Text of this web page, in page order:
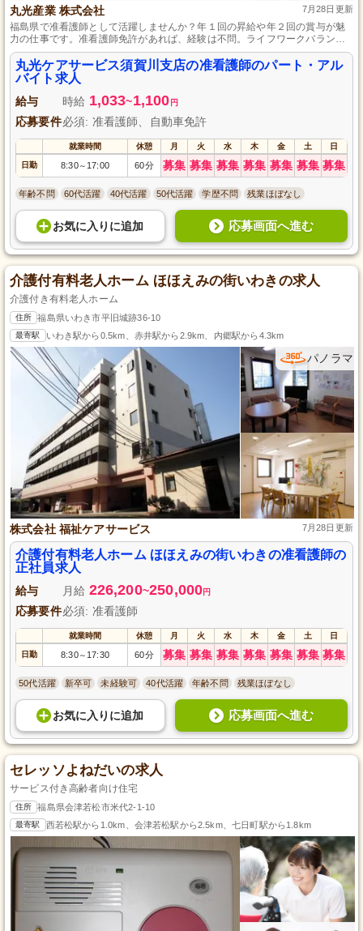
丸光産業 株式会社 7月28日更新
福島県で准看護師として活躍しませんか？年１回の昇給や年２回の賞与が魅
力の仕事です。准看護師免許があれば、経験は不問。ライフワークバランス
を大切にする職場で、多職種との連携もスムーズです。
丸光ケアサービス須賀川支店の准看護師のパート・アル
バイト求人
給与 時給 1,033~1,100 円
応募要件必須: 准看護師、自動車免許
就業時間 休憩 月 火 水 木 金 土 日
日勤 8:30～ 17:00 60分 募集 募集 募集 募集 募集 募集 募集
年齢不問 60代活躍 40代活躍 50代活躍 学歴不問 残業ほぼなし
お気に入り に追加 応募画面へ進む
介護付有料老人ホーム ほほえみの街いわきの求人
介護付き有料老人ホーム
住所 福島県いわき市平旧城跡36-10
最寄駅 いわき駅から0.5km、赤井駅から2.9km、内郷駅から4.3km
パノラマ
株式会社 福祉ケアサービス 7月28日更新
介護付有料老人ホーム ほほえみの街いわきの准看護師の
正社員求人
給与 月給 226,200~250,000円
応募要件必須: 准看護師
就業時間 休憩 月 火 水 木 金 土 日
日勤 8:30～ 17:30 60分 募集 募集 募集 募集 募集 募集 募集
50代活躍 新卒可 未経験可 40代活躍 年齢不問 残業ほぼなし
お気に入り に追加 応募画面へ進む
セレッソよねだいの求人
サービス付き高齢者向け住宅
住所 福島県会津若松市米代2-1-10
最寄駅 西若松駅から1.0km、会津若松駅から2.5km、七日町駅から1.8km